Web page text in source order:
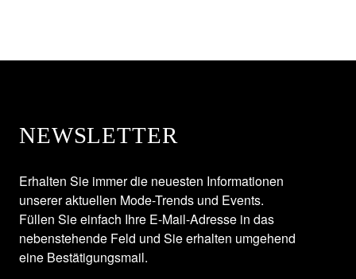
NEWSLETTER
Erhalten Sie immer die neuesten Informationen
unserer aktuellen Mode-Trends und Events.
Füllen Sie einfach Ihre E-Mail-Adresse in das
nebenstehende Feld und Sie erhalten umgehend
eine Bestätigungsmail.